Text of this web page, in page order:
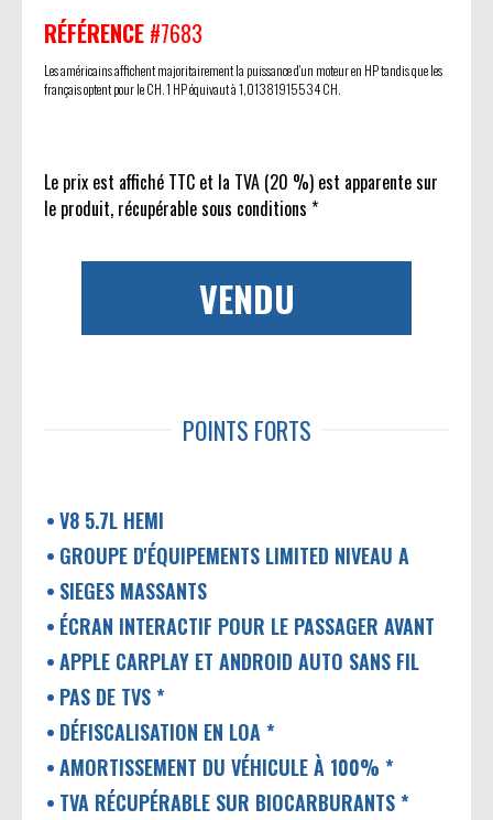
RÉFÉRENCE #7683
Les américains affichent majoritairement la puissance d'un moteur en HP tandis que les
français optent pour le CH. 1 HP équivaut à 1,01381915534 CH.
Le prix est affiché TTC et la TVA (20 %) est apparente sur
le produit, récupérable sous conditions *
VENDU
POINTS FORTS
V8 5.7L HEMI
GROUPE D'ÉQUIPEMENTS LIMITED NIVEAU A
SIEGES MASSANTS
ÉCRAN INTERACTIF POUR LE PASSAGER AVANT
APPLE CARPLAY ET ANDROID AUTO SANS FIL
PAS DE TVS *
DÉFISCALISATION EN LOA *
AMORTISSEMENT DU VÉHICULE À 100% *
TVA RÉCUPÉRABLE SUR BIOCARBURANTS *